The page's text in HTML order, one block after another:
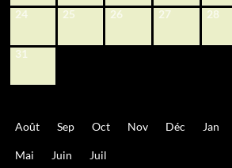
24 25 26 27 28
31
Août Sep Oct Nov Déc Jan
Mai Juin Juil